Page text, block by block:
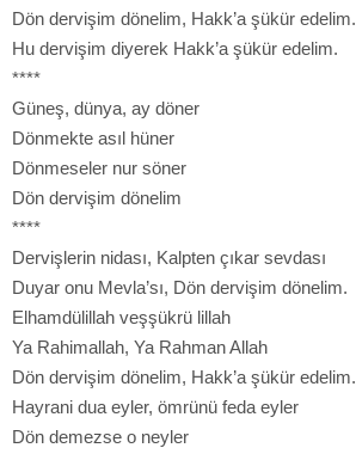
Dön dervişim dönelim, Hakk’a şükür edelim.
Hu dervişim diyerek Hakk’a şükür edelim.
****
Güneş, dünya, ay döner
Dönmekte asıl hüner
Dönmeseler nur söner
Dön dervişim dönelim
****
Dervişlerin nidası, Kalpten çıkar sevdası
Duyar onu Mevla’sı, Dön dervişim dönelim.
Elhamdülillah veşşükrü lillah
Ya Rahimallah, Ya Rahman Allah
Dön dervişim dönelim, Hakk’a şükür edelim.
Hayrani dua eyler, ömrünü feda eyler
Dön demezse o neyler